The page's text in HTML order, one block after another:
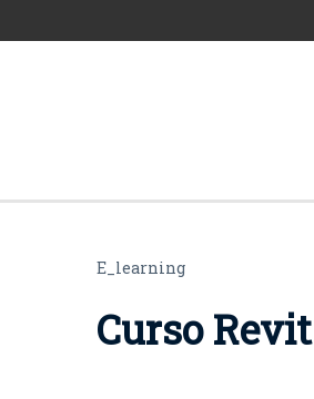
E_learning
Curso